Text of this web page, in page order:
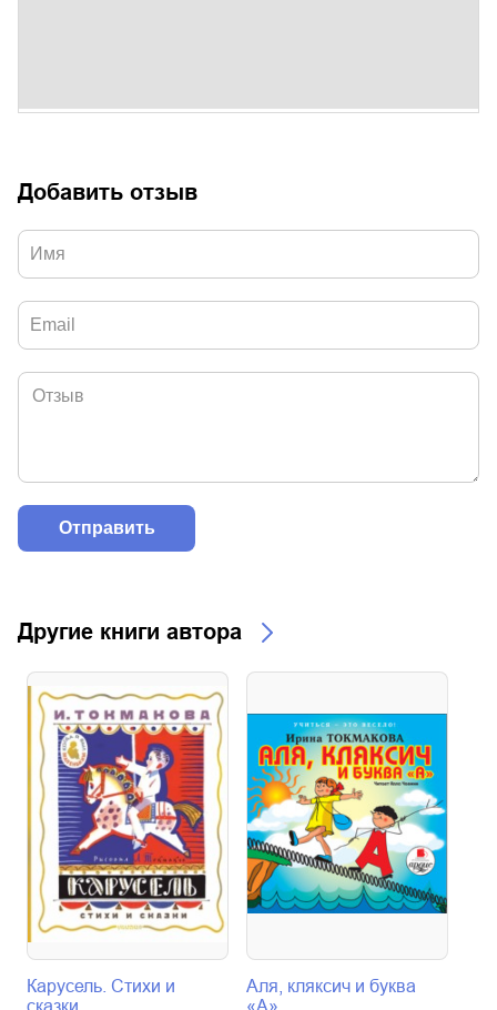
Добавить отзыв
Другие книги автора
Карусель. Стихи и
Аля, кляксич и буква